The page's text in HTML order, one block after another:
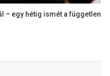
– egy hétig ismét a független